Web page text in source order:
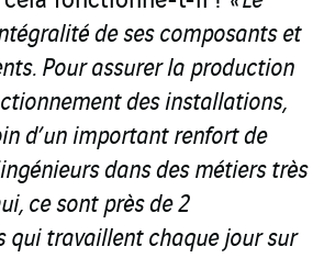
de ses composants et
Pour assurer la production
des installations,
d’un important renfort de
dans des métiers très
ce sont près de2
qui travaillent chaque jour sur